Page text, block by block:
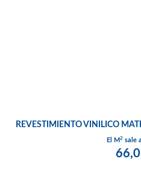
REVESTIMIENTO VINILICO
El M2sale